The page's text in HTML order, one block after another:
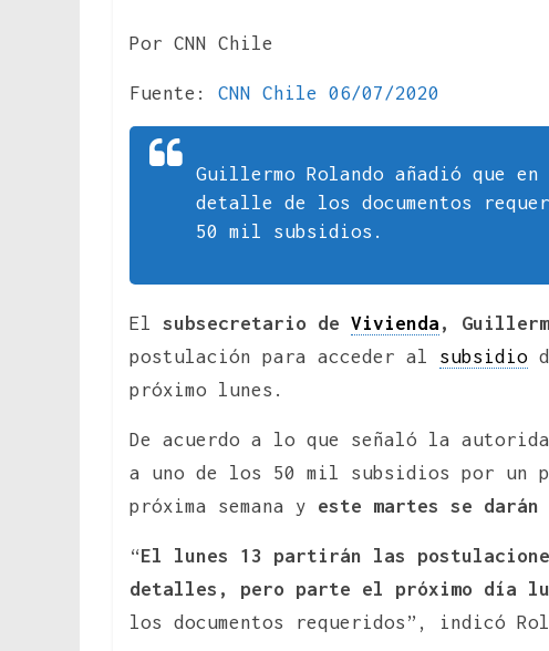
Por CNN Chile
Fuente: CNN Chile 06/07/2020
Guillermo Rolando añadió que
detalle de los documentos
50 mil subsidios.
El subsecretario de Vivienda ,
postulación para acceder al subsidio
próximo lunes.
De acuerdo a lo que señaló la
a uno de los 50 mil subsidios por un
próxima semana y este martes se
“El lunes 13 partirán las
detalles, pero parte el próximo día
los documentos requeridos”, indicó